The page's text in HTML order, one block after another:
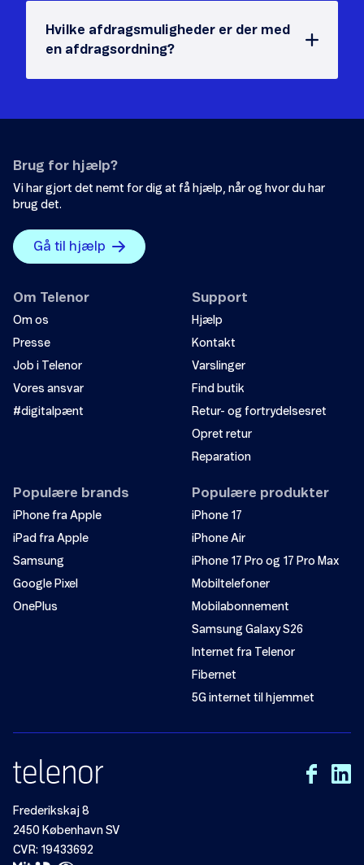
Hvilke afdragsmuligheder er der med
en afdragsordning?
Brug for hjælp?
Vi har gjort det nemt for dig at få hjælp, når og hvor du har
brug det.
Gå til hjælp
Om Telenor
Om os
Presse
Job i Telenor
Vores ansvar
#digitalpænt
Support
Hjælp
Kontakt
Varslinger
Find butik
Retur- og fortrydelsesret
Opret retur
Reparation
Populære brands
iPhone fra Apple
iPad fra Apple
Samsung
Google Pixel
OnePlus
Populære produkter
iPhone 17
iPhone Air
iPhone 17 Pro og 17 Pro Max
Mobiltelefoner
Mobilabonnement
Samsung Galaxy S26
Internet fra Telenor
Fibernet
5G internet til hjemmet
Frederikskaj 8
2450 København SV
CVR: 19433692